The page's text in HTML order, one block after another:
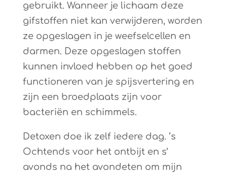
gebruikt. Wanneer je lichaam deze
gifstoffen niet kan verwijderen, worden
ze opgeslagen in je weefselcellen en
darmen. Deze opgeslagen stoffen
kunnen invloed hebben op het goed
functioneren van je spijsvertering en
zijn een broedplaats zijn voor
bacteriën en schimmels.
Detoxen doe ik zelf iedere dag. ‘s
Ochtends voor het ontbijt en s’
avonds na het avondeten om mijn